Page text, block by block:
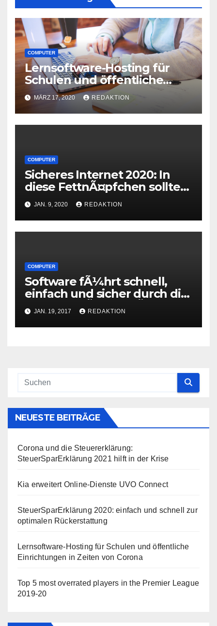
COMPUTER
Lernsoftware-Hosting für
Schulen und öffentliche
Einrichtungen in Zeiten von
Corona
MÄRZ 17, 2020 REDAKTION
COMPUTER
Sicheres Internet 2020: In
diese FettnÃ¤pfchen sollten
Sie nicht treten
JAN. 9, 2020 REDAKTION
COMPUTER
Software fÃ¼hrt schnell,
einfach und sicher durch die
SteuererklÃ¤rung fÃ¼r 2016
JAN. 19, 2017 REDAKTION
NEUESTE BEITRÄGE
Corona und die Steuererklärung:
SteuerSparErklärung 2021 hilft in der Krise
Kia erweitert Online-Dienste UVO Connect
SteuerSparErklärung 2020: einfach und schnell zur
optimalen Rückerstattung
Lernsoftware-Hosting für Schulen und öffentliche
Einrichtungen in Zeiten von Corona
Top 5 most overrated players in the Premier League
2019-20